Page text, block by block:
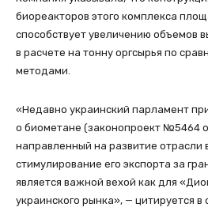
биореакторов этого комплекса
способствует увеличению объемов
в расчете на тонну оргсырья по
методами.
«Недавно украинский парламент
о биометане (законопроект №5464
направленный на развитие отрасли
стимулирование его экспорта за
является важной вехой как для
украинского рынка», — цитируется